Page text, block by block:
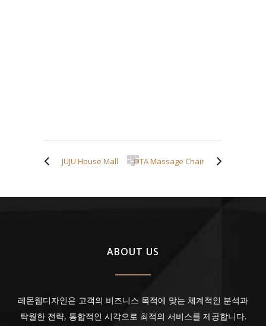
JUJU House Mall OTA Massage Chair
ABOUT US
레몬웹디자인은 고객의 비즈니스 목적에 맞는 체계적인 분석과
탁월한 전략, 통합적인 시각으로 최적의 서비스를 제공합니다.